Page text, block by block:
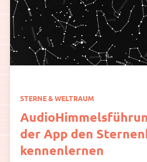
STERNE & WELTRAUM
der App den
kennenlernen